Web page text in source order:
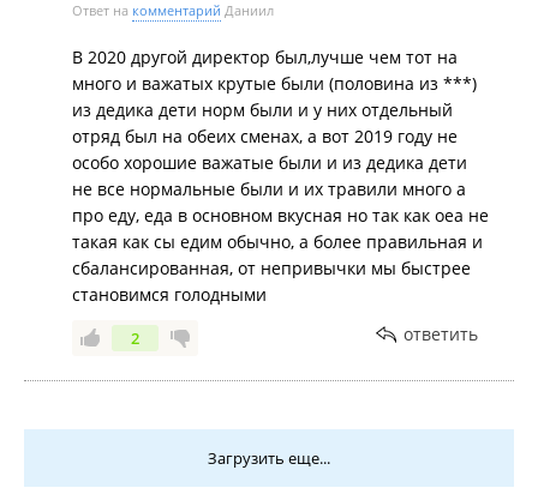
Ответ на комментарий Даниил
В 2020 другой директор был,лучше чем тот на
много и важатых крутые были (половина из ***)
из дедика дети норм были и у них отдельный
отряд был на обеих сменах, а вот 2019 году не
особо хорошие важатые были и из дедика дети
не все нормальные были и их травили много а
про еду, еда в основном вкусная но так как оеа не
такая как сы едим обычно, а более правильная и
сбалансированная, от непривычки мы быстрее
становимся голодными
2 ответить
Загрузить еще...